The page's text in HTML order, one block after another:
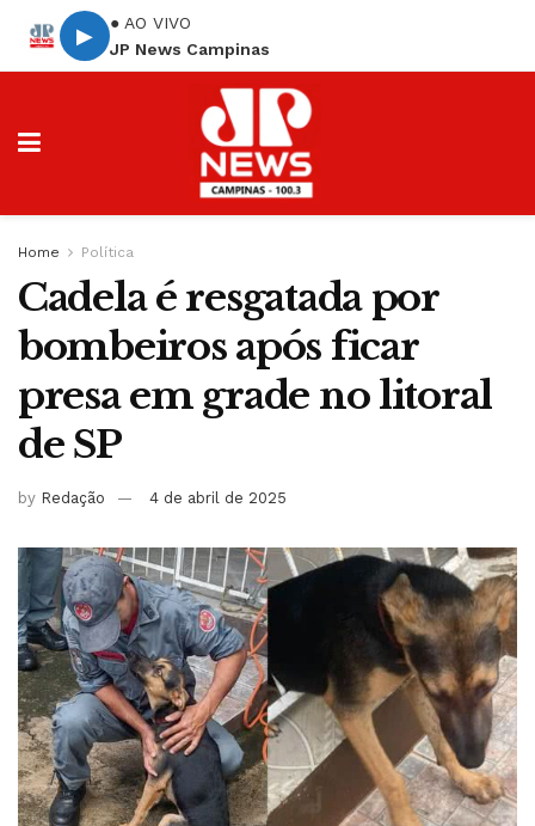
▶
● AO VIVO
JP News Campinas
Home Política
Cadela é resgatada por
bombeiros após ficar
presa em grade no litoral
de SP
by Redação 4 de abril de 2025